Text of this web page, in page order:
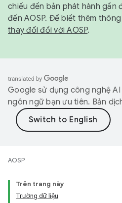
chiếu đến bản phát hành gần
đến AOSP. Để biết thêm
thay đổi đối với AOSP.
Google sử dụng công nghệ
ngôn ngữ bạn ưu tiên. Bản
AOSP
Trên trang này
Trường dữ liệu